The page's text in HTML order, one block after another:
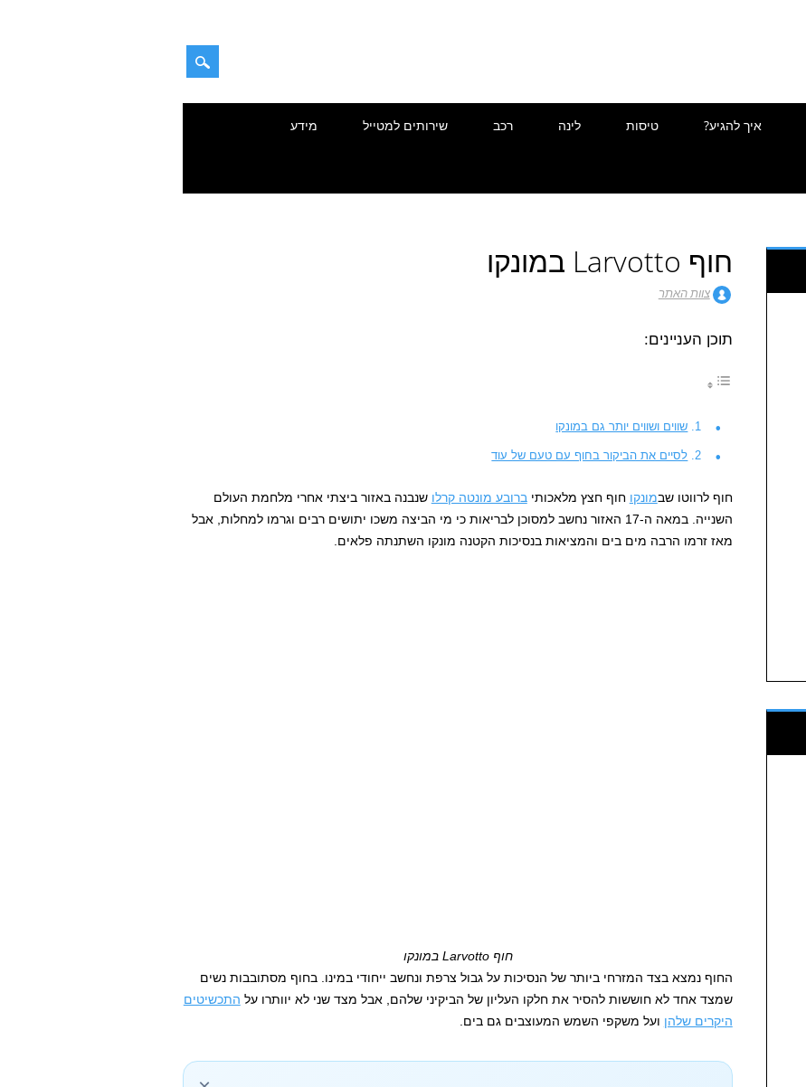
איך להגיע? טיסות לינה רכב שירותים למטייל מידע
חוף Larvotto במונקו
צוות האתר
תוכן העניינים:
שווים ושווים יותר גם במונקו
לסיים את הביקור בחוף עם טעם של עוד
חוף לרווטו שבמונקו חוף חצץ מלאכותיברובע מונטה קרלו שנבנה באזור ביצתי אחרי מלחמת העולם
השנייה. במאה ה-17 האזור נחשב למסוכן לבריאות כי מי הביצה משכו יתושים רבים וגרמו למחלות, אבל
מאז זרמו הרבה מים בים והמציאות בנסיכות הקטנה מונקו השתנתה פלאים.
חוף Larvotto במונקו
החוף נמצא בצד המזרחי ביותר של הנסיכות על גבול צרפת ונחשב ייחודי במינו. בחוף מסתובבות נשים
שמצד אחד לא חוששות להסיר את חלקו העליון של הביקיני שלהם, אבל מצד שני לא יוותרו על התכשיטים
היקרים שלהן ועל משקפי השמש המעוצבים גם בים.